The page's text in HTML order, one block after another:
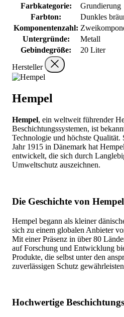
Farbkategorie:
Grundierung
Farbton:
Dunkles
Komponentenzahl:
Untergründe:
Metall
Gebindegröße:
20 Liter
Hersteller
Hempel
Hempel, ein weltweit führender
Beschichtungssystemen, ist
Technologie und höchste Qualität.
Jahr 1915 in Dänemark hat
entwickelt, die sich durch
Umweltschutz auszeichnen.
Die Geschichte von Hempel
Hempel begann als kleiner
sich zu einem globalen Anbieter
Mit einer Präsenz in über 80
auf Forschung und Entwicklung
Produkte, die selbst unter den
zuverlässigen Schutz
Hochwertige